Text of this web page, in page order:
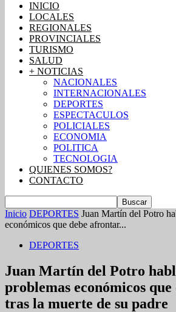
INICIO
LOCALES
REGIONALES
PROVINCIALES
TURISMO
SALUD
+ NOTICIAS
NACIONALES
INTERNACIONALES
DEPORTES
ESPECTACULOS
POLICIALES
ECONOMIA
POLITICA
TECNOLOGIA
QUIENES SOMOS?
CONTACTO
Inicio DEPORTES Juan Martín del Potro
económicos que debe afrontar...
DEPORTES
Juan Martín del Potro
problemas económicos
tras la muerte de su padre